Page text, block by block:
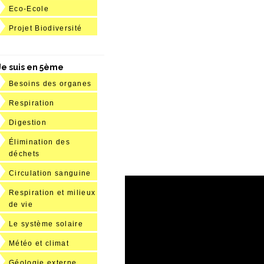
Eco-Ecole
Projet Biodiversité
suis en 5ème
Besoins des organes
Respiration
Digestion
Élimination des
déchets
Circulation sanguine
Respiration et milieux
de vie
Le système solaire
Météo et climat